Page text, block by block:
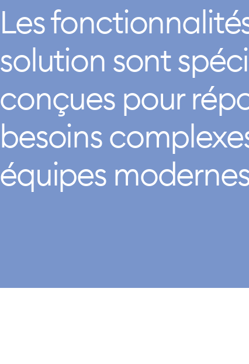
Les
solution sont
conçues pour
besoins
équipes